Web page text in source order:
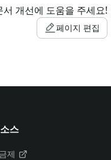
서 개선에 도움을 주세요!
페이지 편집
스
제